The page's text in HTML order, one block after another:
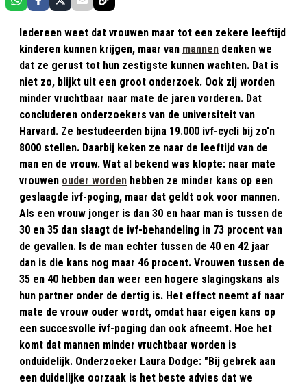
Iedereen weet dat vrouwen maar tot een zekere leeftijd
kinderen kunnen krijgen, maar van mannen denken we
dat ze gerust tot hun zestigste kunnen wachten. Dat is
niet zo, blijkt uit een groot onderzoek. Ook zij worden
minder vruchtbaar naar mate de jaren vorderen. Dat
concluderen onderzoekers van de universiteit van
Harvard. Ze bestudeerden bijna 19.000 ivf-cycli bij zo'n
8000 stellen. Daarbij keken ze naar de leeftijd van de
man en de vrouw. Wat al bekend was klopte: naar mate
vrouwen ouder worden hebben ze minder kans op een
geslaagde ivf-poging, maar dat geldt ook voor mannen.
Als een vrouw jonger is dan 30 en haar man is tussen de
30 en 35 dan slaagt de ivf-behandeling in 73 procent van
de gevallen. Is de man echter tussen de 40 en 42 jaar
dan is die kans nog maar 46 procent. Vrouwen tussen de
35 en 40 hebben dan weer een hogere slagingskans als
hun partner onder de dertig is. Het effect neemt af naar
mate de vrouw ouder wordt, omdat haar eigen kans op
een succesvolle ivf-poging dan ook afneemt. Hoe het
komt dat mannen minder vruchtbaar worden is
onduidelijk. Onderzoeker Laura Dodge: "Bij gebrek aan
een duidelijke oorzaak is het beste advies dat we